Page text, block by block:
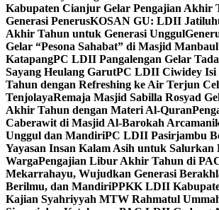
Kabupaten Cianjur Gelar Pengajian Akhir
Generasi PenerusKOSAN GU: LDII
Akhir Tahun untuk Generasi Unggul
Gelar “Pesona Sahabat” di Masjid
KatapangPC LDII Pangalengan Gelar
Sayang Heulang GarutPC LDII Ciwidey
Tahun dengan Refreshing ke Air Terjun
TenjolayaRemaja Masjid Sabilla Rosyad
Akhir Tahun dengan Materi Al-Quran
Caberawit di Masjid Al-Barokah
Unggul dan MandiriPC LDII Pasirjambu
Yayasan Insan Kalam Asih untuk Salurkan
WargaPengajian Libur Akhir Tahun di
Mekarrahayu, Wujudkan Generasi
Berilmu, dan MandiriPPKK LDII
Kajian Syahriyyah MTW Rahmatul